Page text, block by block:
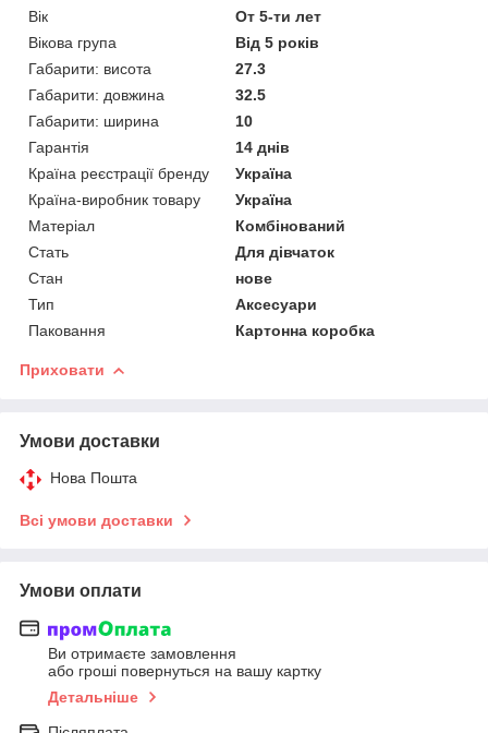
Вік
От 5-ти лет
Вікова група
Від 5 років
Габарити: висота
27.3
Габарити: довжина
32.5
Габарити: ширина
10
Гарантія
14 днів
Країна реєстрації бренду
Україна
Країна-виробник товару
Україна
Матеріал
Комбінований
Стать
Для дівчаток
Стан
нове
Тип
Аксесуари
Паковання
Картонна коробка
Приховати
Умови доставки
Нова Пошта
Всі умови доставки
Умови оплати
Ви отримаєте замовлення
або гроші повернуться на вашу картку
Детальніше